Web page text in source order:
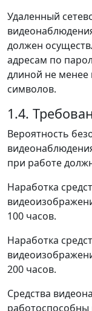
Удаленный
должен
адресам по
длиной не
символов.
1.4.
Вероятность
при работе
Наработка
100 часов.
Наработка
200 часов.
Средства